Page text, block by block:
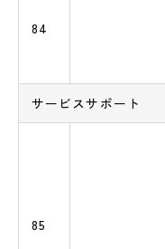
84
サービスサポート
85